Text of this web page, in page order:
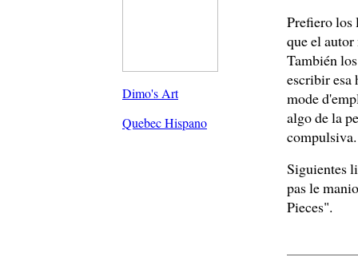
Dimo's Art
Quebec Hispano
Prefiero los
que el
También
escribir esa
mode
algo de la
compulsiva.
Siguientes
pas le
Pieces".